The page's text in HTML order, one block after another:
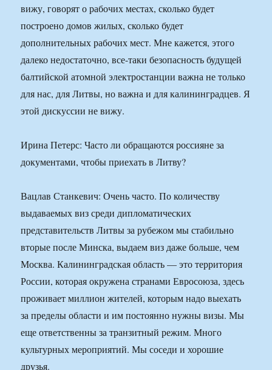
вижу, говорят о рабочих местах, сколько будет
построено домов жилых, сколько будет
дополнительных рабочих мест. Мне кажется, этого
далеко недостаточно, все-таки безопасность будущей
балтийской атомной электростанции важна не только
для нас, для Литвы, но важна и для калининградцев. Я
этой дискуссии не вижу.
Ирина Петерс: Часто ли обращаются россияне за
документами, чтобы приехать в Литву?
Вацлав Станкевич: Очень часто. По количеству
выдаваемых виз среди дипломатических
представительств Литвы за рубежом мы стабильно
вторые после Минска, выдаем виз даже больше, чем
Москва. Калининградская область — это территория
России, которая окружена странами Евросоюза, здесь
проживает миллион жителей, которым надо выехать
за пределы области и им постоянно нужны визы. Мы
еще ответственны за транзитный режим. Много
культурных мероприятий. Мы соседи и хорошие
друзья.